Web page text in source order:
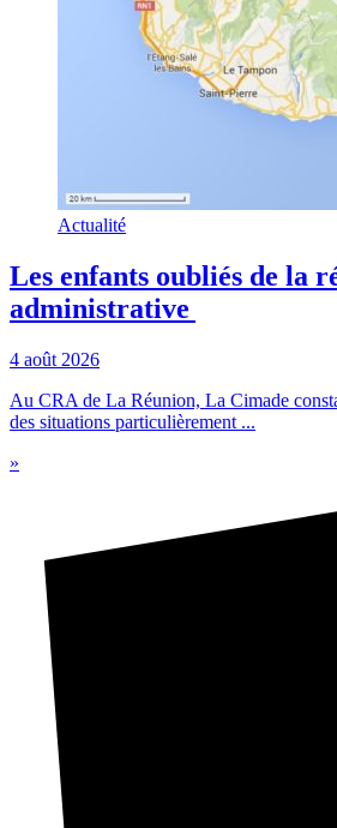
Actualité
Les enfants oubliés de la
administrative
4 août 2026
Au CRA de La Réunion, La Cimade
des situations particulièrement ...
»